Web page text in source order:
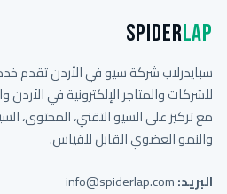
SpiderLap
للشركات والمتاجر الإلكترونية في الأردن
مع تركيز على السيو التقني، المحتوى،
والنمو العضوي القابل للقياس.
البريد:info@spiderlap.com